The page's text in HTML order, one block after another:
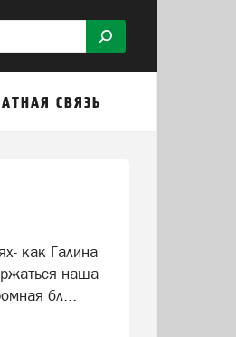
СВЯЗЬ
как Галина
наша
бл...